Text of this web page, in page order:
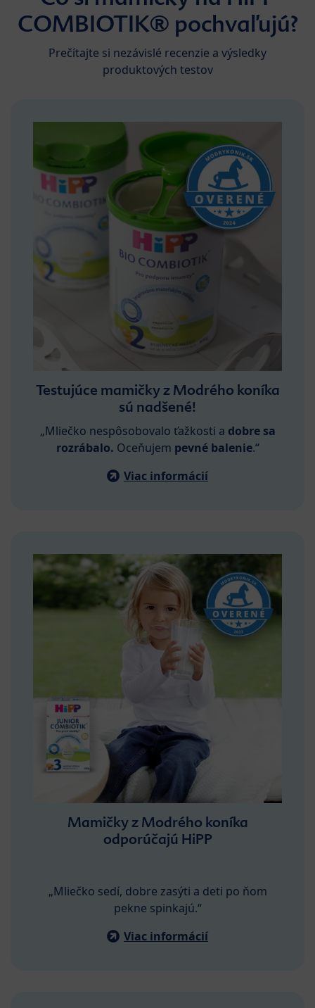
COMBIOTIK® pochvaľujú?
Prečítajte si nezávislé recenzie a výsledky
produktových testov
Testujúce mamičky z Modrého koníka
sú nadšené!
„Mliečko nespôsobovalo ťažkosti a dobre sa
rozrábalo. Oceňujem pevné balenie.“
Viac informácií
Mamičky z Modrého koníka
odporúčajú HiPP
„Mliečko sedí, dobre zasýti a deti po ňom
pekne spinkajú.“
Viac informácií